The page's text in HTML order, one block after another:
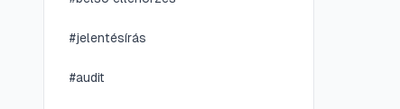
#jelentésírás
#audit